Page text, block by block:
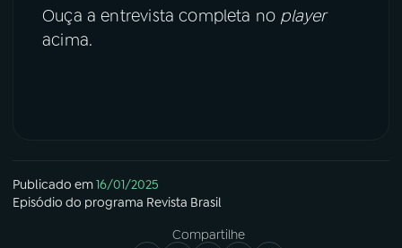
Ouça a entrevista completa no player
acima.
Publicado em16/01/2025
Episódio do programa Revista Brasil
Compartilhe